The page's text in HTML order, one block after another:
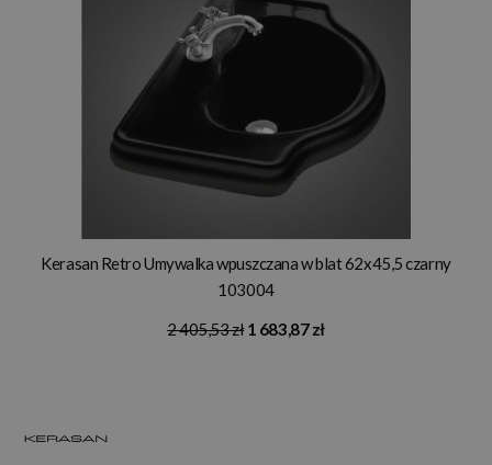
Kerasan Retro Umywalka wpuszczana w blat 62x45,5 czarny
103004
2 405,53 zł 1 683,87 zł